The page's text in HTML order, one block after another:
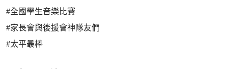
#全國學生音樂比賽
#家長會與後援會神隊友們
#太平最棒